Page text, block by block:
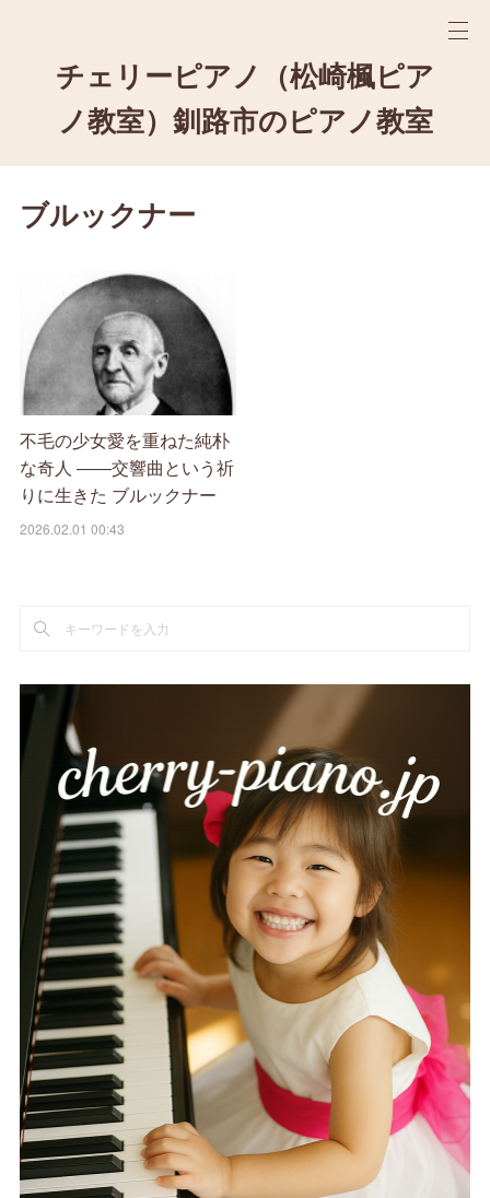
チェリーピアノ（松崎楓ピア
ノ教室）釧路市のピアノ教室
ブルックナー
不毛の少女愛を重ねた純朴
な奇人 ――交響曲という祈
りに生きた ブルックナー
2026.02.01 00:43